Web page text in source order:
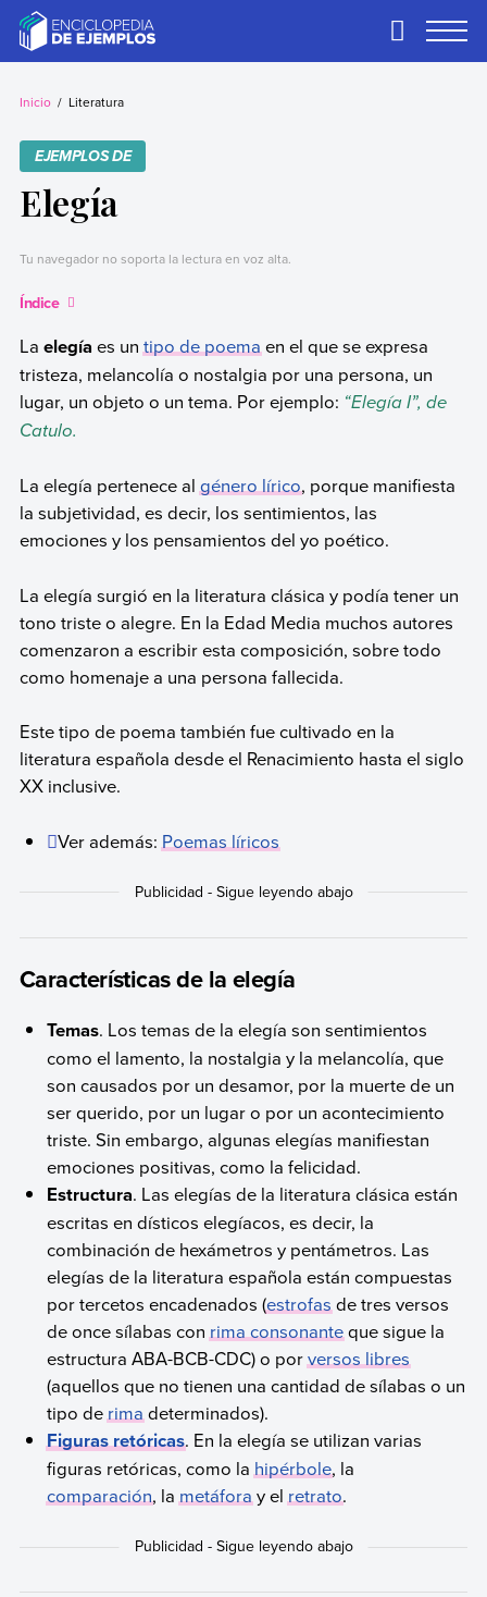
contentEjemplos
Necesitas ejemplos.
Primary
Inicio Literatura
EJEMPLOS DE
Elegía
Tu navegador no soporta la lectura en voz alta.
Índice
La elegía es untipo de poemaen el que se expresa
tristeza, melancolía o nostalgia por una persona, un
lugar, un objeto o un tema. Por ejemplo: “Elegía I”, de
Catulo.
La elegía pertenece algénero lírico, porque manifiesta
la subjetividad, es decir, los sentimientos, las
emociones y los pensamientos del yo poético.
La elegía surgió en la literatura clásica y podía tener un
tono triste o alegre. En la Edad Media muchos autores
comenzaron a escribir esta composición, sobre todo
como homenaje a una persona fallecida.
Este tipo de poema también fue cultivado en la
literatura española desde el Renacimiento hasta el siglo
XX inclusive.
Ver además:Poemas líricos
Características de la elegía
Temas. Los temas de la elegía son sentimientos
como el lamento, la nostalgia y la melancolía, que
son causados por un desamor, por la muerte de un
ser querido, por un lugar o por un acontecimiento
triste. Sin embargo, algunas elegías manifiestan
emociones positivas, como la felicidad.
Estructura. Las elegías de la literatura clásica están
escritas en dísticos elegíacos, es decir, la
combinación de hexámetros y pentámetros. Las
elegías de la literatura española están compuestas
por tercetos encadenados (estrofasde tres versos
de once sílabas conrima consonanteque sigue la
estructura ABA-BCB-CDC) o porversos libres
(aquellos que no tienen una cantidad de sílabas o un
tipo derimadeterminados).
Figuras retóricas. En la elegía se utilizan varias
figuras retóricas, como lahipérbole, la
comparación, lametáforay elretrato.